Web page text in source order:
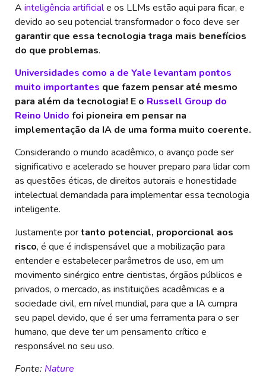
A inteligência artificiale os LLMs estão aqui para ficar, e
devido ao seu potencial transformador o foco deve ser
garantir que essa tecnologia traga mais benefícios
do que problemas.
Universidades como a de Yale levantam pontos
muito importantes que fazem pensar até mesmo
para além da tecnologia! E o Russell Group do
Reino Unido foi pioneira em pensar na
implementação da IA de uma forma muito coerente.
Considerando o mundo acadêmico, o avanço pode ser
significativo e acelerado se houver preparo para lidar com
as questões éticas, de direitos autorais e honestidade
intelectual demandada para implementar essa tecnologia
inteligente.
Justamente portanto potencial, proporcional aos
risco, é que é indispensável que a mobilização para
entender e estabelecer parâmetros de uso, em um
movimento sinérgico entre cientistas, órgãos públicos e
privados, o mercado, as instituições acadêmicas e a
sociedade civil, em nível mundial, para que a IA cumpra
seu papel devido, que é ser uma ferramenta para o ser
humano, que deve ter um pensamento crítico e
responsável no seu uso.
Fonte: Nature